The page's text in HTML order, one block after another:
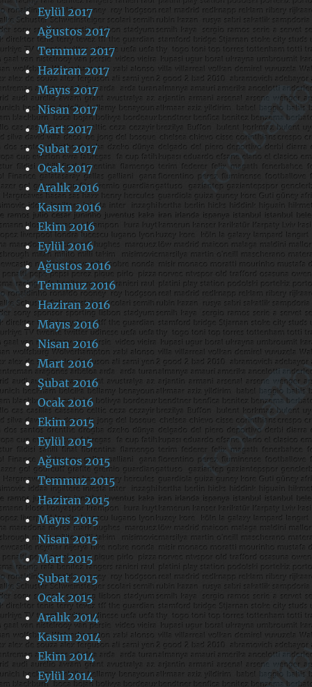
Eylül 2017
Ağustos 2017
Temmuz 2017
Haziran 2017
Mayıs 2017
Nisan 2017
Mart 2017
Şubat 2017
Ocak 2017
Aralık 2016
Kasım 2016
Ekim 2016
Eylül 2016
Ağustos 2016
Temmuz 2016
Haziran 2016
Mayıs 2016
Nisan 2016
Mart 2016
Şubat 2016
Ocak 2016
Ekim 2015
Eylül 2015
Ağustos 2015
Temmuz 2015
Haziran 2015
Mayıs 2015
Nisan 2015
Mart 2015
Şubat 2015
Ocak 2015
Aralık 2014
Kasım 2014
Ekim 2014
Eylül 2014